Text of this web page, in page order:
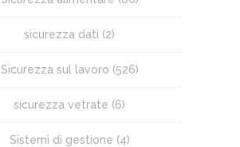
sicurezza dati (2)
Sicurezza sul lavoro (526)
sicurezza vetrate (6)
Sistemi di gestione (4)